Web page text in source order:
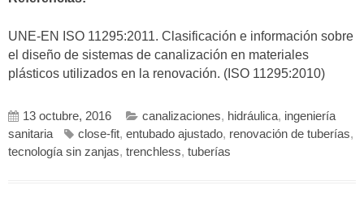
UNE-EN ISO 11295:2011. Clasificación e información sobre
el diseño de sistemas de canalización en materiales
plásticos utilizados en la renovación. (ISO 11295:2010)
13 octubre, 2016 canalizaciones, hidráulica, ingeniería
sanitaria
close-fit, entubado ajustado, renovación de tuberías,
tecnología sin zanjas, trenchless, tuberías